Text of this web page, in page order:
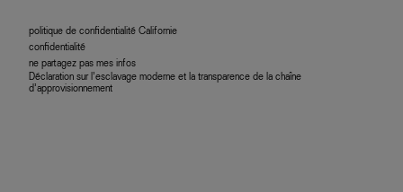
politique de confidentialité Californie
confidentialité
ne partagez pas mes infos
Déclaration sur l’esclavage moderne et la transparence de la chaîne
d’approvisionnement